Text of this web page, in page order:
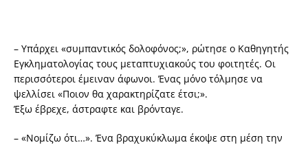
– Υπάρχει «συμπαντικός δολοφόνος;», ρώτησε ο Καθηγητής
Εγκληματολογίας τους μεταπτυχιακούς του φοιτητές. Οι
περισσότεροι έμειναν άφωνοι. Ένας μόνο τόλμησε να
ψελλίσει «Ποιον θα χαρακτηρίζατε έτσι;».
Έξω έβρεχε, άστραφτε και βρόνταγε.
– «Νομίζω ότι…». Ένα βραχυκύκλωμα έκοψε στη μέση την